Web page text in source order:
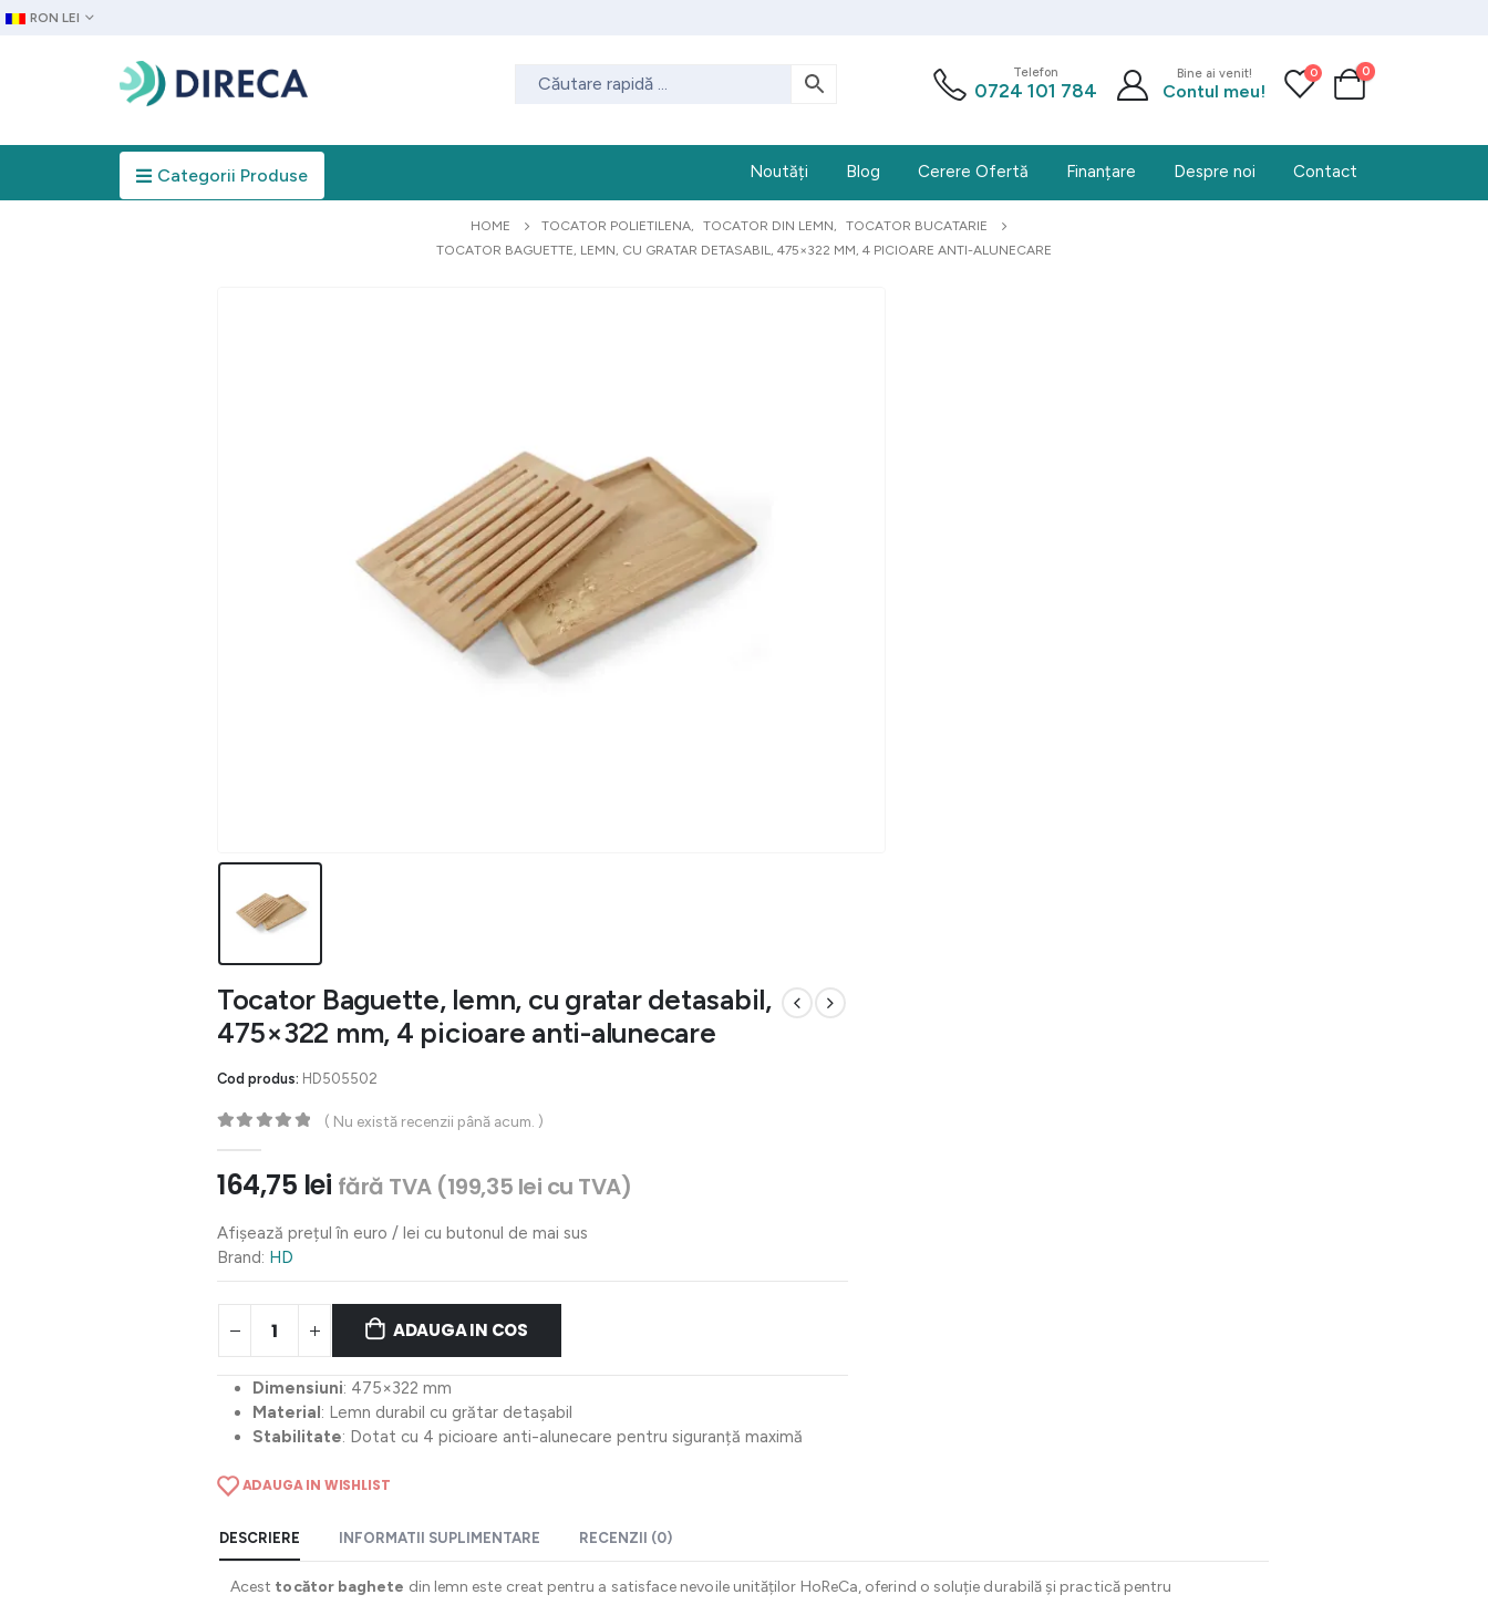
RON LEI
Telefon
0724 101 784
Bine ai venit!
Contul meu!
0 0
Categorii Produse Noutăți Blog Cerere Ofertă Finanțare Despre noi Contact
HOME TOCATOR POLIETILENA, TOCATOR DIN LEMN,
TOCATOR BUCATARIE
TOCATOR BAGUETTE, LEMN, CU GRATAR DETASABIL, 475×322 MM, 4 PICIOARE ANTI-ALUNECARE
Tocator Baguette, lemn, cu gratar detasabil,
475×322 mm, 4 picioare anti-alunecare
Cod produs: HD505502
( Nu există recenzii până acum. )
164,75 lei fără TVA (199,35 lei cu TVA)
Afișează prețul în euro / lei cu butonul de mai sus
Brand: HD
ADAUGA IN COS
Dimensiuni: 475×322 mm
Material : Lemn durabil cu grătar detașabil
Stabilitate: Dotat cu 4 picioare anti-alunecare pentru siguranță maximă
ADAUGA IN WISHLIST
DESCRIERE INFORMATII SUPLIMENTARE RECENZII (0)
Acest tocător baghete din lemn este creat pentru a satisface nevoile unităților HoReCa, oferind o soluție durabilă și practică pentru